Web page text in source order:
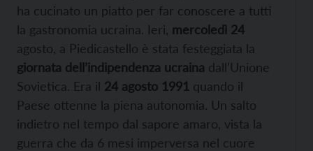
ha cucinato un piatto per far conoscere a tutti
la gastronomia ucraina. Ieri, mercoledì 24
agosto, a Piedicastello è stata festeggiata la
giornata dell’indipendenza ucraina dall’Unione
Sovietica. Era il 24 agosto 1991 quando il
Paese ottenne la piena autonomia. Un salto
indietro nel tempo dal sapore amaro, vista la
guerra che da 6 mesi imperversa nel cuore